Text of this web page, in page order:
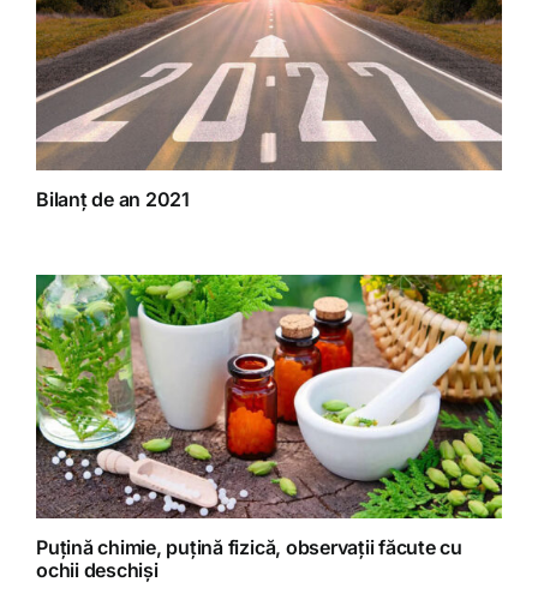
Bilanț de an 2021
Puțină chimie, puțină fizică, observații făcute cu
ochii deschiși